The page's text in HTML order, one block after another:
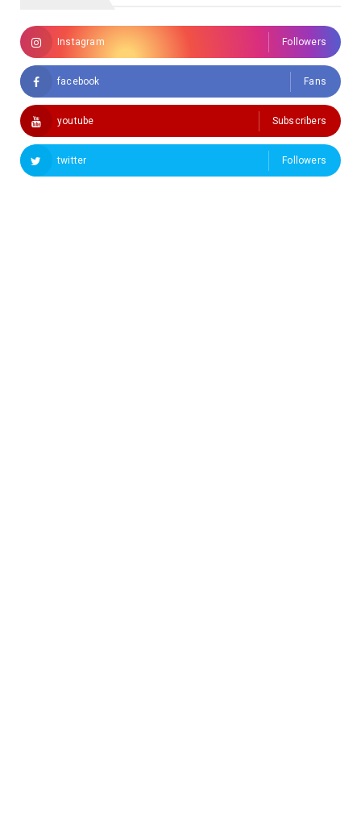
Instagram Followers
facebook Fans
youtube Subscribers
twitter Followers